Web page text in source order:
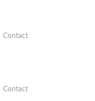
Contact
Contact